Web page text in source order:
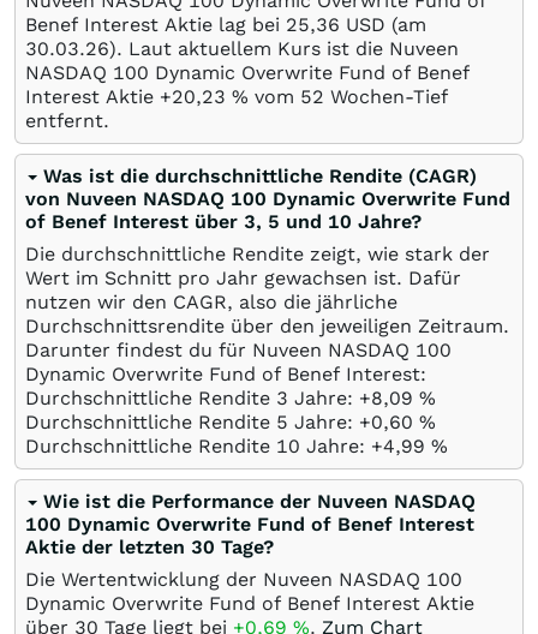
Benef Interest Aktie lag bei 25,36 USD (am
30.03.26). Laut aktuellem Kurs ist die Nuveen
NASDAQ 100 Dynamic Overwrite Fund of Benef
Interest Aktie +20,23 % vom 52 Wochen-Tief
entfernt.
Was ist die durchschnittliche Rendite (CAGR)
von Nuveen NASDAQ 100 Dynamic Overwrite Fund
of Benef Interest über 3, 5 und 10 Jahre?
Die durchschnittliche Rendite zeigt, wie stark der
Wert im Schnitt pro Jahr gewachsen ist. Dafür
nutzen wir den CAGR, also die jährliche
Durchschnittsrendite über den jeweiligen Zeitraum.
Darunter findest du für Nuveen NASDAQ 100
Dynamic Overwrite Fund of Benef Interest:
Durchschnittliche Rendite 3 Jahre: +8,09 %
Durchschnittliche Rendite 5 Jahre: +0,60 %
Durchschnittliche Rendite 10 Jahre: +4,99 %
Wie ist die Performance der Nuveen NASDAQ
100 Dynamic Overwrite Fund of Benef Interest
Aktie der letzten 30 Tage?
Die Wertentwicklung der Nuveen NASDAQ 100
Dynamic Overwrite Fund of Benef Interest Aktie
über 30 Tage liegt bei +0,69 %. Zum Chart